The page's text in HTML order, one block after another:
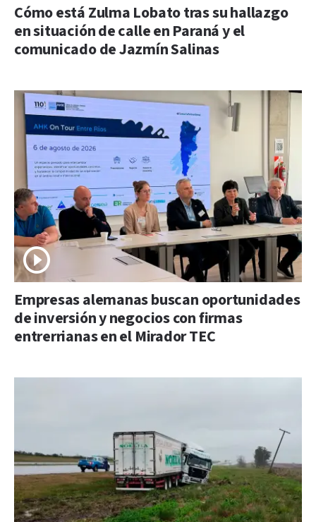
Cómo está Zulma Lobato tras su hallazgo
en situación de calle en Paraná y el
comunicado de Jazmín Salinas
Empresas alemanas buscan oportunidades
de inversión y negocios con firmas
entrerrianas en el Mirador TEC